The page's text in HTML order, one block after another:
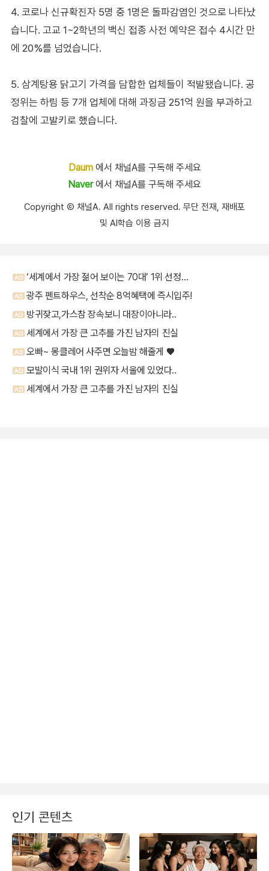
4. 코로나 신규확진자 5명 중 1명은 돌파감염인 것으로 나타났
습니다. 고교 1~2학년의 백신 접종 사전 예약은 접수 4시간 만
에 20%를 넘었습니다.
5. 삼계탕용 닭고기 가격을 담합한 업체들이 적발됐습니다. 공
정위는 하림 등 7개 업체에 대해 과징금 251억 원을 부과하고
검찰에 고발키로 했습니다.
Daum에서 채널A를 구독해 주세요
Naver에서 채널A를 구독해 주세요
Copyright Ⓒ 채널A. All rights reserved. 무단 전재, 재배포
및 AI학습 이용 금지
인기 콘텐츠